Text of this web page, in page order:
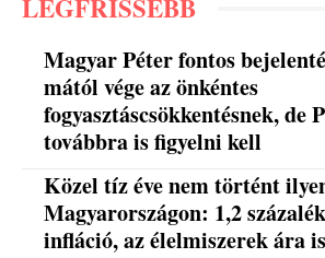
LEGFRISSEBB
Magyar Péter fontos
mától vége az önkéntes
fogyasztáscsökkentésnek, de
továbbra is figyelni kell
Közel tíz éve nem történt
Magyarországon: 1,2
infláció, az élelmiszerek ára